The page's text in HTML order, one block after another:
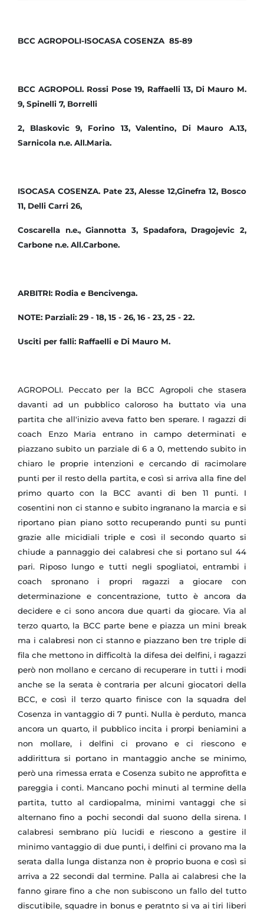
BCC AGROPOLI-ISOCASA COSENZA 85-89
BCC AGROPOLI. Rossi Pose 19, Raffaelli 13, Di Mauro M.
9, Spinelli 7, Borrelli
2, Blaskovic 9, Forino 13, Valentino, Di Mauro A.13,
Sarnicola n.e. All.Maria.
ISOCASA COSENZA. Pate 23, Alesse 12,Ginefra 12, Bosco
11, Delli Carri 26,
Coscarella n.e., Giannotta 3, Spadafora, Dragojevic 2,
Carbone n.e. All.Carbone.
ARBITRI: Rodia e Bencivenga.
NOTE: Parziali: 29 - 18, 15 - 26, 16 - 23, 25 - 22.
Usciti per falli: Raffaelli e Di Mauro M.
AGROPOLI. Peccato per la BCC Agropoli che stasera
davanti ad un pubblico caloroso ha buttato via una
partita che all'inizio aveva fatto ben sperare. I ragazzi di
coach Enzo Maria entrano in campo determinati e
piazzano subito un parziale di 6 a 0, mettendo subito in
chiaro le proprie intenzioni e cercando di racimolare
punti per il resto della partita, e così si arriva alla fine del
primo quarto con la BCC avanti di ben 11 punti. I
cosentini non ci stanno e subito ingranano la marcia e si
riportano pian piano sotto recuperando punti su punti
grazie alle micidiali triple e così il secondo quarto si
chiude a pannaggio dei calabresi che si portano sul 44
pari. Riposo lungo e tutti negli spogliatoi, entrambi i
coach spronano i propri ragazzi a giocare con
determinazione e concentrazione, tutto è ancora da
decidere e ci sono ancora due quarti da giocare. Via al
terzo quarto, la BCC parte bene e piazza un mini break
ma i calabresi non ci stanno e piazzano ben tre triple di
fila che mettono in difficoltà la difesa dei delfini, i ragazzi
però non mollano e cercano di recuperare in tutti i modi
anche se la serata è contraria per alcuni giocatori della
BCC, e così il terzo quarto finisce con la squadra del
Cosenza in vantaggio di 7 punti. Nulla è perduto, manca
ancora un quarto, il pubblico incita i prorpi beniamini a
non mollare, i delfini ci provano e ci riescono e
addirittura si portano in mantaggio anche se minimo,
però una rimessa errata e Cosenza subito ne approfitta e
pareggia i conti. Mancano pochi minuti al termine della
partita, tutto al cardiopalma, minimi vantaggi che si
alternano fino a pochi secondi dal suono della sirena. I
calabresi sembrano più lucidi e riescono a gestire il
minimo vantaggio di due punti, i delfini ci provano ma la
serata dalla lunga distanza non è proprio buona e così si
arriva a 22 secondi dal termine. Palla ai calabresi che la
fanno girare fino a che non subiscono un fallo del tutto
discutibile, squadre in bonus e peratnto si va ai tiri liberi